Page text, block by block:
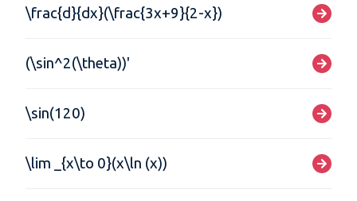
\frac{d}{dx}(\frac{3x+9}{2-x})
(\sin^2(\theta))'
\sin(120)
\lim _{x\to 0}(x\ln (x))